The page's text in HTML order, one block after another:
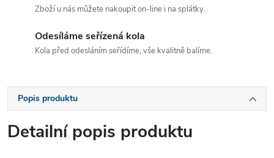
Zboží u nás můžete nakoupit on-line i na splátky.
Odesíláme seřízená kola
Kola před odesláním seřídíme, vše kvalitně balíme.
Popis produktu
Detailní popis produktu